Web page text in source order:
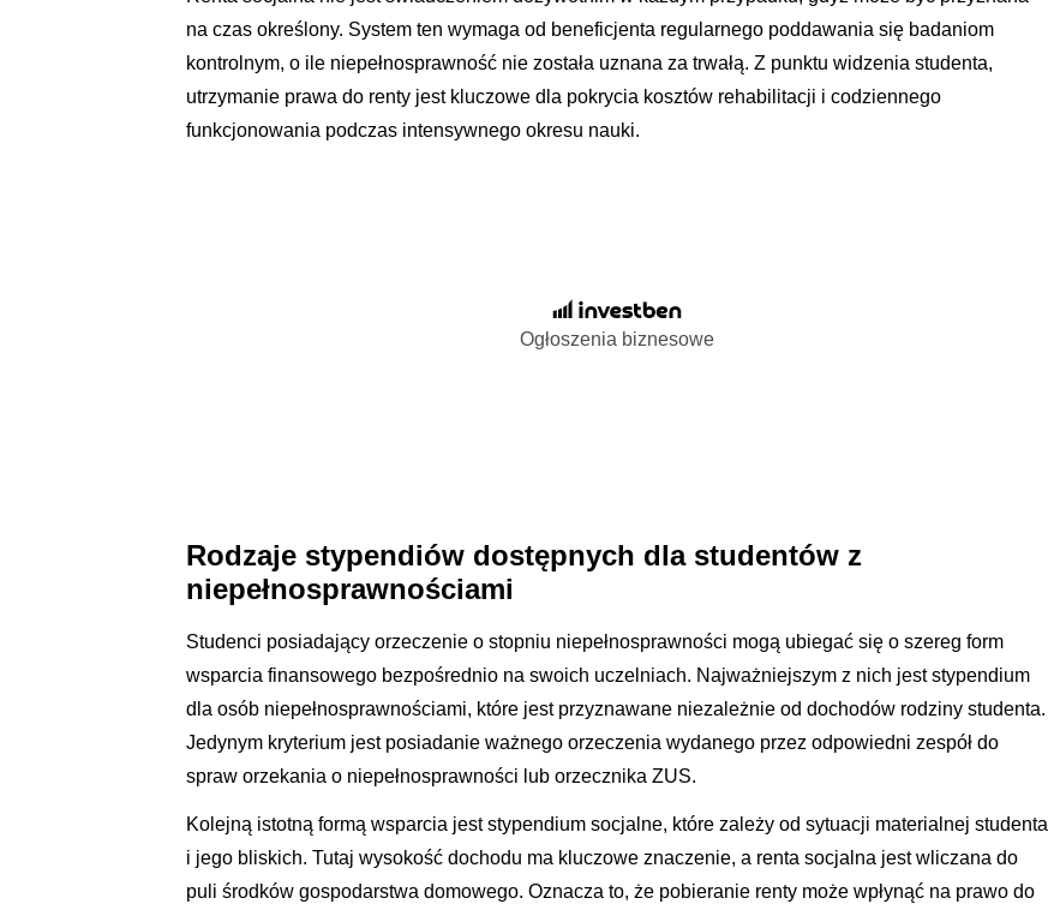
na czas określony. System ten wymaga od beneficjenta regularnego poddawania się badaniom
kontrolnym, o ile niepełnosprawność nie została uznana za trwałą. Z punktu widzenia studenta,
utrzymanie prawa do renty jest kluczowe dla pokrycia kosztów rehabilitacji i codziennego
funkcjonowania podczas intensywnego okresu nauki.
Ogłoszenia biznesowe
Rodzaje stypendiów dostępnych dla studentów z
niepełnosprawnościami
Studenci posiadający orzeczenie o stopniu niepełnosprawności mogą ubiegać się o szereg form
wsparcia finansowego bezpośrednio na swoich uczelniach. Najważniejszym z nich jest stypendium
dla osób niepełnosprawnościami, które jest przyznawane niezależnie od dochodów rodziny studenta.
Jedynym kryterium jest posiadanie ważnego orzeczenia wydanego przez odpowiedni zespół do
spraw orzekania o niepełnosprawności lub orzecznika ZUS.
Kolejną istotną formą wsparcia jest stypendium socjalne, które zależy od sytuacji materialnej studenta
i jego bliskich. Tutaj wysokość dochodu ma kluczowe znaczenie, a renta socjalna jest wliczana do
puli środków gospodarstwa domowego. Oznacza to, że pobieranie renty może wpłynąć na prawo do